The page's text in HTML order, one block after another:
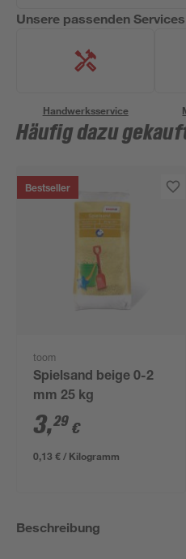
Unsere passenden Services
Handwerksservice
Häufig dazu
Bestseller
toom
Spielsand beige 0-2
mm 25 kg
3,29 €
0,13 € / Kilogramm
Beschreibung